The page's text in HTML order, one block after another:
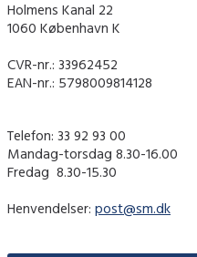
Holmens Kanal 22
1060 København K
CVR-nr.: 33962452
EAN-nr.: 5798009814128
Telefon: 33 92 93 00
Mandag-torsdag 8.30-16.00
Fredag ​ 8.30-15.30
Henvendelser: post@sm.dk